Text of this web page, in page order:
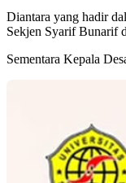
Diantara yang hadir
Sekjen Syarif Bunarif
Sementara Kepala